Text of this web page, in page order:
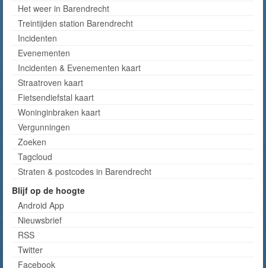
Het weer in Barendrecht
Treintijden station Barendrecht
Incidenten
Evenementen
Incidenten & Evenementen kaart
Straatroven kaart
Fietsendiefstal kaart
Woninginbraken kaart
Vergunningen
Zoeken
Tagcloud
Straten & postcodes in Barendrecht
Blijf op de hoogte
Android App
Nieuwsbrief
RSS
Twitter
Facebook